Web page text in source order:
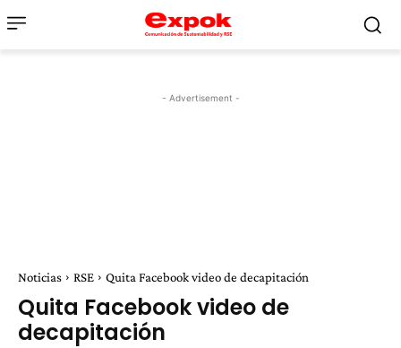
- Advertisement -
Noticias RSE Quita Facebook video de decapitación
Quita Facebook video de
decapitación